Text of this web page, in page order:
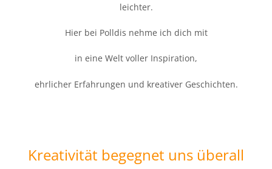
leichter.
Hier bei Polldis nehme ich dich mit
in eine Welt voller Inspiration,
ehrlicher Erfahrungen und kreativer Geschichten.
Kreativität begegnet uns überall